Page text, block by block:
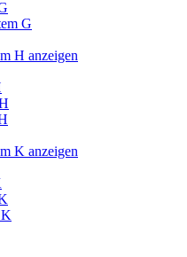
G
H anzeigen
K anzeigen